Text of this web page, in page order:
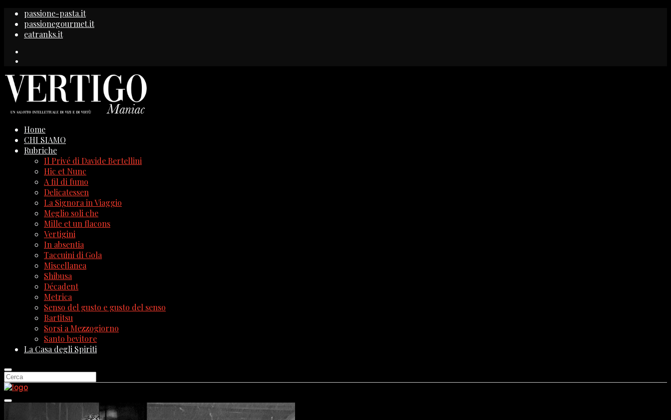
passione-pasta.it
passionegourmet.it
eatranks.it
Home
CHI SIAMO
Rubriche
Il Privé di Davide Bertellini
Hic et Nunc
A fil di fumo
Delicatessen
La Signora in Viaggio
Meglio soli che
Mille et un flacons
Vertigini
In absentia
Taccuini di Gola
Miscellanea
Shibusa
Décadent
Metrica
Senso del gusto e gusto del senso
Bartitsu
Sorsi a Mezzogiorno
Santo bevitore
La Casa degli Spiriti